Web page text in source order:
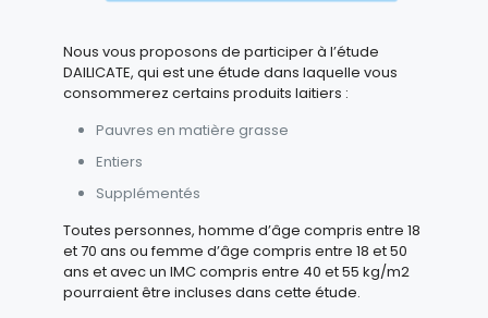
Nous vous proposons de participer à l’étude
DAILICATE, qui est une étude dans laquelle vous
consommerez certains produits laitiers :
Pauvres en matière grasse
Entiers
Supplémentés
Toutes personnes, homme d’âge compris entre 18
et 70 ans ou femme d’âge compris entre 18 et 50
ans et avec un IMC compris entre 40 et 55 kg/m2
pourraient être incluses dans cette étude.